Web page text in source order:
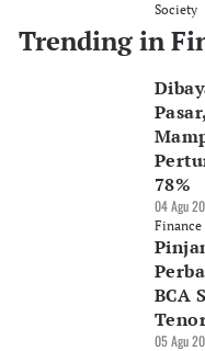
Society
Trending in
78%
04 Agu
Finance
BCA
05 Agu